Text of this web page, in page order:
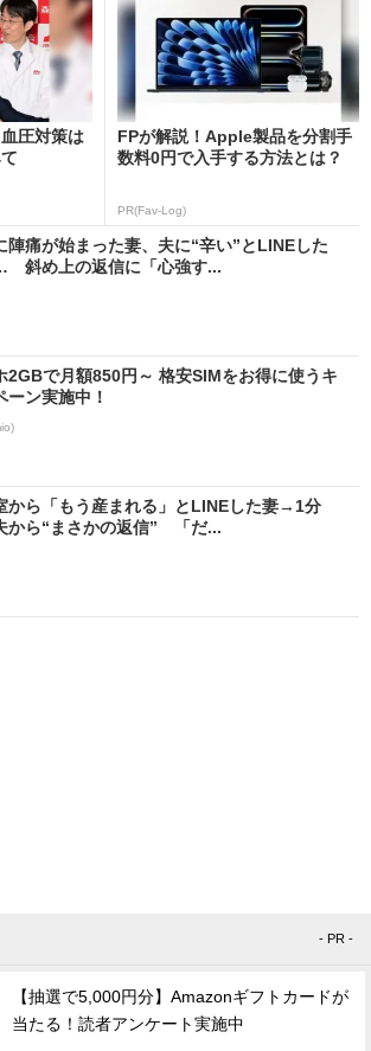
圧対策は
FPが解説！Apple製品を分割手
数料0円で入手する方法とは？
PR(Fav-Log)
陣痛が始まった妻、夫に“辛い”とLINEした
斜め上の返信に「心強す...
2GBで月額850円～ 格安SIMをお得に使うキ
ーン実施中！
から「もう産まれる」とLINEした妻→1分
から“まさかの返信” 「だ...
- PR -
【抽選で5,000円分】Amazonギフトカードが
当たる！読者アンケート実施中